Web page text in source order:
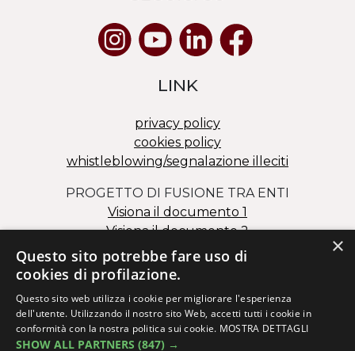
LINK
privacy policy
cookies policy
whistleblowing/segnalazione illeciti
PROGETTO DI FUSIONE TRA ENTI
Visiona il documento 1
Visiona il documento 2
Via dei Salesiani 15 – 30174 Mestre (VE)
×
Questo sito potrebbe fare uso di
cookies di profilazione.
Questo sito web utilizza i cookie per migliorare l'esperienza
dell'utente. Utilizzando il nostro sito Web, accetti tutti i cookie in
conformità con la nostra politica sui cookie. MOSTRA DETTAGLI
SHOW ALL PARTNERS (847) →